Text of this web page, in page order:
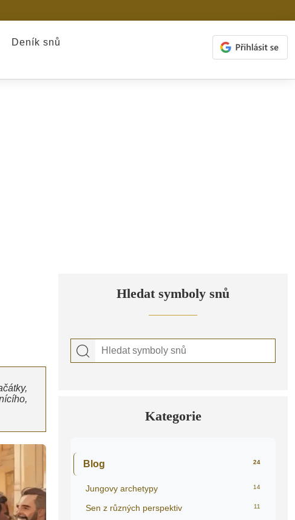
Deník snů
Hledat symboly snů
Kategorie
Blog 24
Jungovy archetypy 14
Sen z různých perspektiv 11